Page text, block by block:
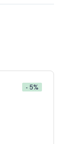
- 5%